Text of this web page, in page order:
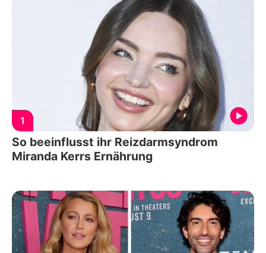
1
So beeinflusst ihr Reizdarmsyndrom
Miranda Kerrs Ernährung